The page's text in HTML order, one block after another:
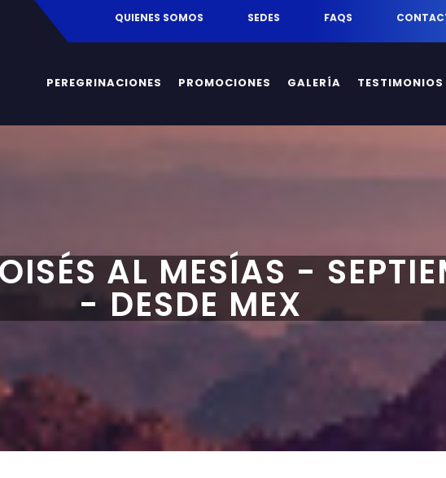
QUIENES SOMOS SEDES FAQS
PEREGRINACIONES PROMOCIONES GALERÍA TESTIMONIOS
AL MESÍAS -
- DESDE MEX